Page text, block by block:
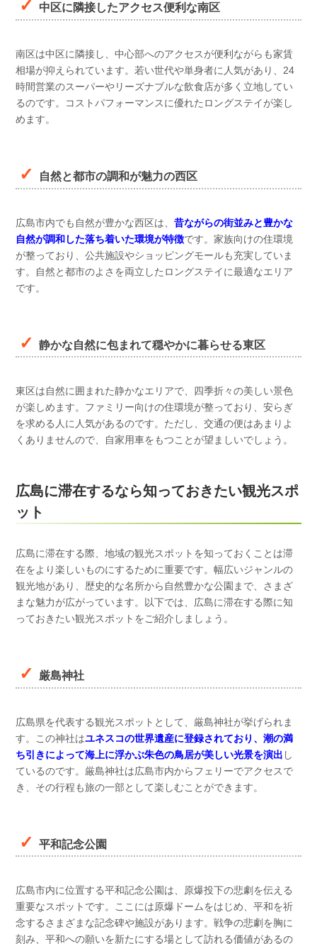
中区に隣接したアクセス便利な南区
南区は中区に隣接し、中心部へのアクセスが便利ながらも家賃
相場が抑えられています。若い世代や単身者に人気があり、24
時間営業のスーパーやリーズナブルな飲食店が多く立地してい
るのです。コストパフォーマンスに優れたロングステイが楽し
めます。
自然と都市の調和が魅力の西区
広島市内でも自然が豊かな西区は、 昔ながらの街並みと豊かな
自然が調和した落ち着いた環境が特徴です。家族向けの住環境
が整っており、公共施設やショッピングモールも充実していま
す。自然と都市のよさを両立したロングステイに最適なエリア
です。
静かな自然に包まれて穏やかに暮らせる東区
東区は自然に囲まれた静かなエリアで、四季折々の美しい景色
が楽しめます。ファミリー向けの住環境が整っており、安らぎ
を求める人に人気があるのです。ただし、交通の便はあまりよ
くありませんので、自家用車をもつことが望ましいでしょう。
広島に滞在するなら知っておきたい観光スポ
ット
広島に滞在する際、地域の観光スポットを知っておくことは滞
在をより楽しいものにするために重要です。幅広いジャンルの
観光地があり、歴史的な名所から自然豊かな公園まで、さまざ
まな魅力が広がっています。以下では、広島に滞在する際に知
っておきたい観光スポットをご紹介しましょう。
厳島神社
広島県を代表する観光スポットとして、厳島神社が挙げられま
す。この神社はユネスコの世界遺産に登録されており、潮の満
ち引きによって海上に浮かぶ朱色の鳥居が美しい光景を演出 し
ているのです。厳島神社は広島市内からフェリーでアクセスで
き、その行程も旅の一部として楽しむことができます。
平和記念公園
広島市内に位置する平和記念公園は、原爆投下の悲劇を伝える
重要なスポットです。ここには原爆ドームをはじめ、平和を祈
念するさまざまな記念碑や施設があります。戦争の悲劇を胸に
刻み、平和への願いを新たにする場として訪れる価値があるの